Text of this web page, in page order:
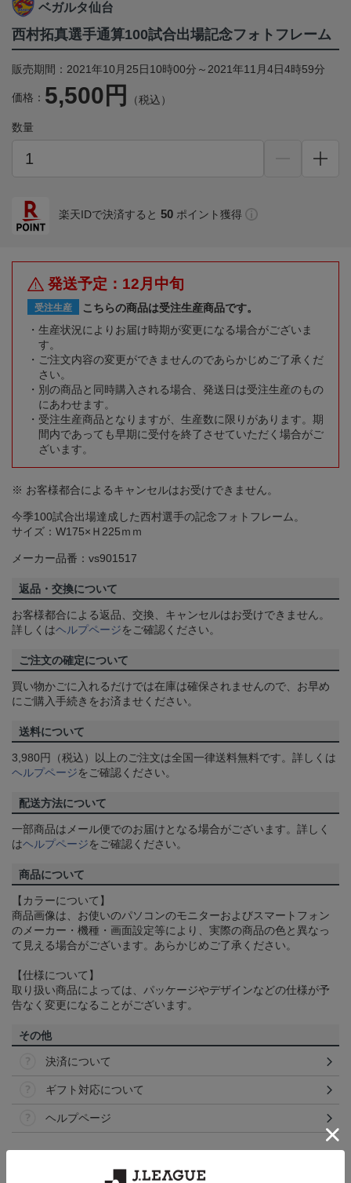
ベガルタ仙台
西村拓真選手通算100試合出場記念フォトフレーム
販売期間：2021年10月25日10時00分～2021年11月4日4時59分
価格： 5,500円 （税込）
数量
楽天IDで決済すると 50 ポイント獲得
発送予定：12月中旬
受注生産
こちらの商品は受注生産商品です。
生産状況によりお届け時期が変更になる場合がございま
す。
ご注文内容の変更ができませんのであらかじめご了承くだ
さい。
別の商品と同時購入される場合、発送日は受注生産のもの
にあわせます。
受注生産商品となりますが、生産数に限りがあります。期
間内であっても早期に受付を終了させていただく場合がご
ざいます。
※ お客様都合によるキャンセルはお受けできません。
今季100試合出場達成した西村選手の記念フォトフレーム。
サイズ：W175×Ｈ225ｍｍ
メーカー品番：vs901517
返品・交換について
お客様都合による返品、交換、キャンセルはお受けできません。
詳しくはヘルプページをご確認ください。
ご注文の確定について
買い物かごに入れるだけでは在庫は確保されませんので、お早め
にご購入手続きをお済ませください。
送料について
3,980円（税込）以上のご注文は全国一律送料無料です。詳しくは
ヘルプページをご確認ください。
配送方法について
一部商品はメール便でのお届けとなる場合がございます。詳しく
はヘルプページをご確認ください。
商品について
【カラーについて】
商品画像は、お使いのパソコンのモニターおよびスマートフォン
のメーカー・機種・画面設定等により、実際の商品の色と異なっ
て見える場合がございます。あらかじめご了承ください。
【仕様について】
取り扱い商品によっては、パッケージやデザインなどの仕様が予
告なく変更になることがございます。
その他
決済について
ギフト対応について
ヘルプページ